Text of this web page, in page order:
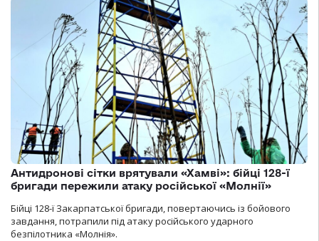
Антидронові сітки врятували «Хамві»: бійці 128-ї
бригади пережили атаку російської «Молнії»
Бійці 128-ї Закарпатської бригади, повертаючись із бойового
завдання, потрапили під атаку російського ударного
безпілотника «Молнія».